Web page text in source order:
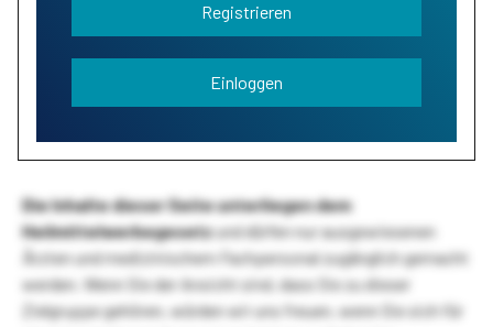
Registrieren
Einloggen
Die Inhalte dieser Seite unterliegen dem
Heilmittelwerbegesetzund dürfen nur ausgewiesenen
Ärzten und medizinischem Fachpersonal zugänglich gemacht
werden. Wenn Sie der Ansicht sind, dass Sie zu dieser
Zielgruppe gehören, würden wir uns freuen, wenn Sie sich für